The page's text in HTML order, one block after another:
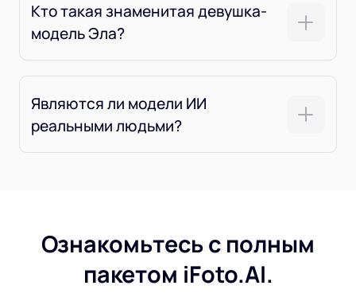
Кто такая знаменитая девушка-
модель Эла?
Являются ли модели ИИ
реальными людьми?
Ознакомьтесь с полным
пакетом iFoto.AI.